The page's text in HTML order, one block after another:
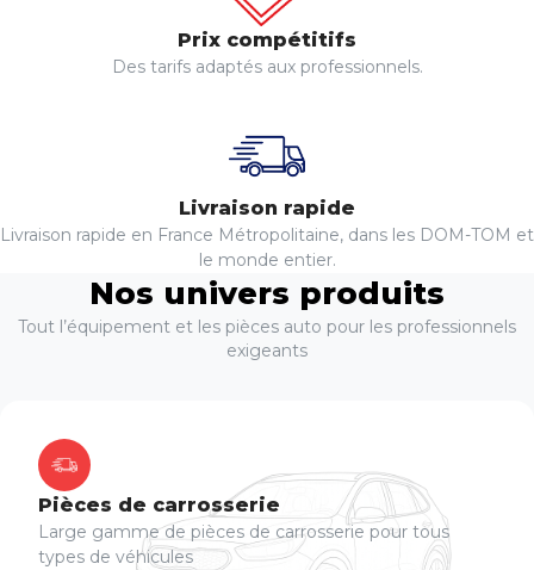
Prix compétitifs
Des tarifs adaptés aux professionnels.
Livraison rapide
Livraison rapide en France Métropolitaine, dans les DOM-TOM et
le monde entier.
Nos univers produits
Tout l’équipement et les pièces auto pour les professionnels
exigeants
Pièces de carrosserie
Large gamme de pièces de carrosserie pour tous
types de véhicules